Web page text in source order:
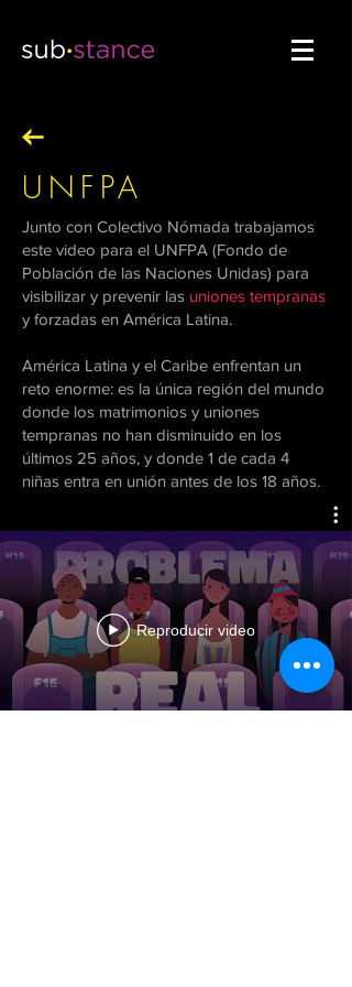
UNFPA
Junto con Colectivo Nómada trabajamos
este video para el UNFPA (Fondo de
Población de las Naciones Unidas) para
visibilizar y prevenir las uniones tempranas
y forzadas en América Latina.
América Latina y el Caribe enfrentan un
reto enorme: es la única región del mundo
donde los matrimonios y uniones
tempranas no han disminuido en los
últimos 25 años, y donde 1 de cada 4
niñas entra en unión antes de los 18 años.
Reproducir video